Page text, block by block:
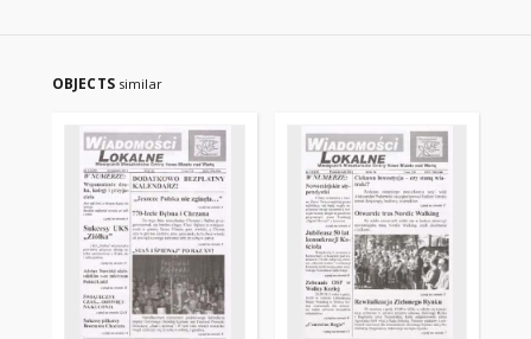
OBJECTS similar